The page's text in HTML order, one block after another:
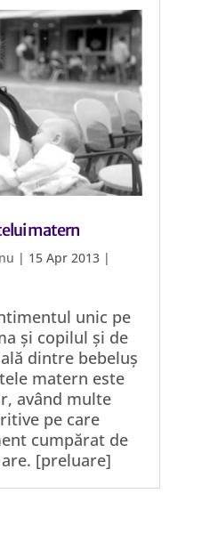
matern
| 15 Apr 2013 |
unic pe
și copilul și de
dintre bebeluș
matern este
având multe
pe care
cumpărat de
[preluare]